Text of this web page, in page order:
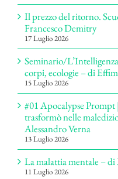
Il prezzo del ritorno.
Francesco Demitry
17 Luglio 2026
Seminario/
corpi, ecologie – di
15 Luglio 2026
#01 Apocalypse
trasformò nelle
Alessandro Verna
13 Luglio 2026
La malattia mentale –
11 Luglio 2026